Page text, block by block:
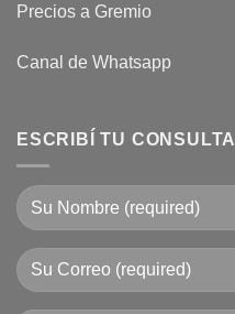
Precios a Gremio
Canal de Whatsapp
ESCRIBÍ TU CONSULTA